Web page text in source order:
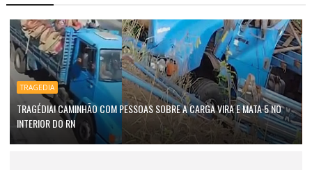
TRAGEDIA
TRAGÉDIA! CAMINHÃO COM PESSOAS SOBRE A CARGA VIRA E MATA 5 NO
INTERIOR DO RN